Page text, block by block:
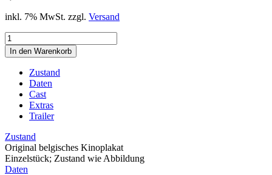
inkl. 7% MwSt. zzgl. Versand
Zustand
Daten
Cast
Extras
Trailer
Zustand
Original belgisches Kinoplakat
Einzelstück; Zustand wie Abbildung
Daten